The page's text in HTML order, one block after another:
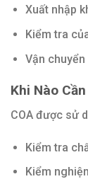
Xuất nhập
Kiểm tra
Vận
Khi Nào Cần
COA được sử
Kiểm tra
Kiểm